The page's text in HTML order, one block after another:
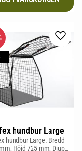
hundbur Large
hundbur Large. Bredd
Höjd 725 mm, Djup
Lägg